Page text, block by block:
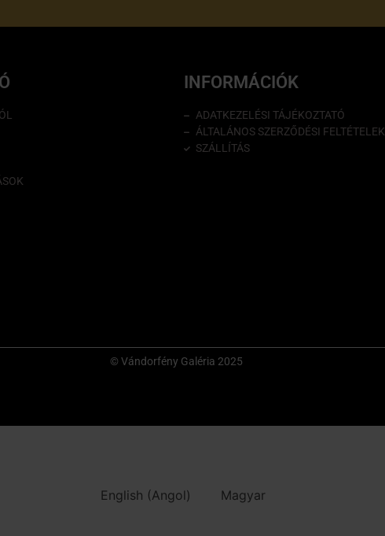
INFORMÁCIÓK
ADATKEZELÉSI TÁJÉKOZTATÓ
ÁLTALÁNOS SZERZŐDÉSI FELTÉTELEK
SZÁLLÍTÁS
© Vándorfény Galéria 2025
English (Angol) Magyar